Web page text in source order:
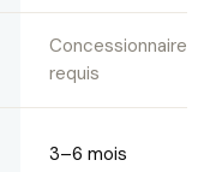
Concessionnaire
requis
3–6 mois